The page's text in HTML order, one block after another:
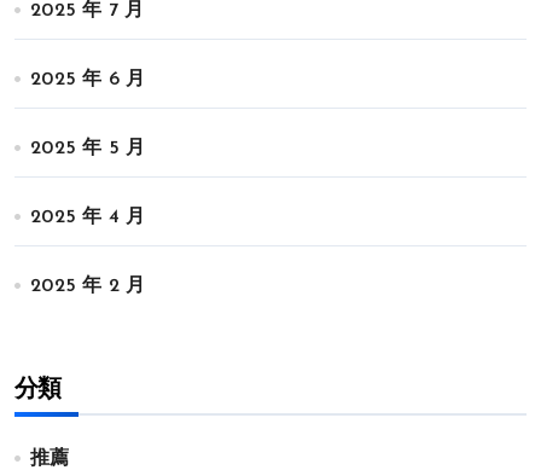
2025 年 7 月
2025 年 6 月
2025 年 5 月
2025 年 4 月
2025 年 2 月
分類
推薦